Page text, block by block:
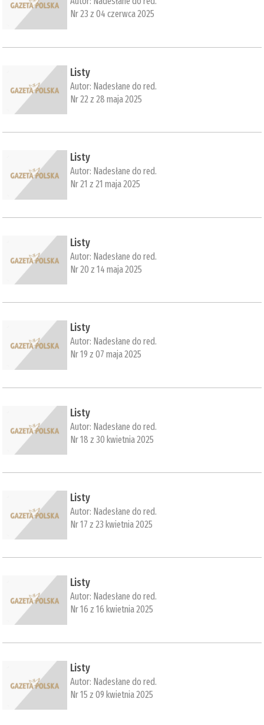
Nr 23 z 04 czerwca 2025
Listy
Autor: Nadesłane do red.
Nr 22 z 28 maja 2025
Listy
Autor: Nadesłane do red.
Nr 21 z 21 maja 2025
Listy
Autor: Nadesłane do red.
Nr 20 z 14 maja 2025
Listy
Autor: Nadesłane do red.
Nr 19 z 07 maja 2025
Listy
Autor: Nadesłane do red.
Nr 18 z 30 kwietnia 2025
Listy
Autor: Nadesłane do red.
Nr 17 z 23 kwietnia 2025
Listy
Autor: Nadesłane do red.
Nr 16 z 16 kwietnia 2025
Listy
Autor: Nadesłane do red.
Nr 15 z 09 kwietnia 2025